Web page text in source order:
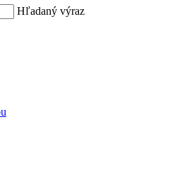
Hľadaný výraz